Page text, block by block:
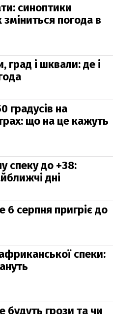
синоптики
погода в
град і шквали: де і
градусів на
що на це кажуть
спеку до +38:
дні
6 серпня пригріє до
спеки:
будуть грози та чи